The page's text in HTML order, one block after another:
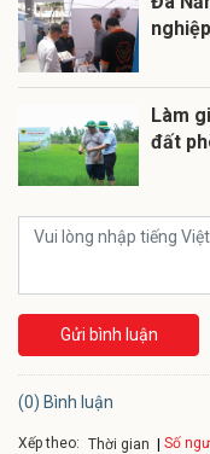
Làm
đất
Gửi bình luận
(0) Bình luận
Xếp theo: Thời gian Số